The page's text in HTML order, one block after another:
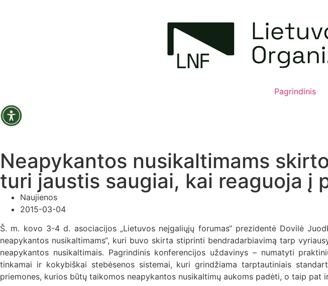
Pagrindinis
Neapykantos nusikaltimams
turi jaustis saugiai, kai reaguoja į
Naujienos
2015-03-04
Š. m. kovo 3-4 d. asociacijos „Lietuvos neįgaliųjų forumas“ prezidentė Dovilė
neapykantos nusikaltimams“, kuri buvo skirta stiprinti bendradarbiavimą tarp
neapykantos nusikaltimais. Pagrindinis konferencijos uždavinys – numatyti
tinkamai ir kokybiškai stebėsenos sistemai, kuri grindžiama tarptautiniais
priemones, kurios būtų taikomos neapykantos nusikaltimų aukoms padėti, o taip pat